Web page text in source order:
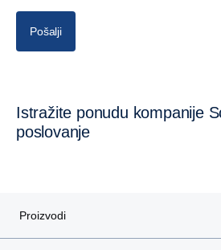
VOZAČ
Pošalji
Istražite ponudu kompanije Scania za rudarsko
poslovanje
Proizvodi